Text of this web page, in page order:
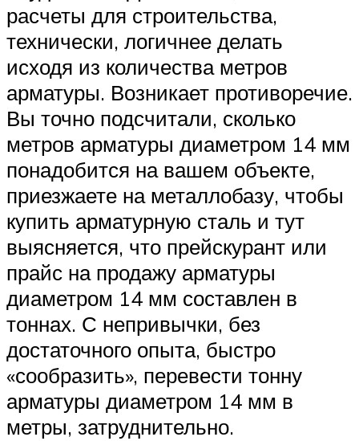
расчеты для строительства,
технически, логичнее делать
исходя из количества метров
арматуры. Возникает противоречие.
Вы точно подсчитали, сколько
метров арматуры диаметром 14 мм
понадобится на вашем объекте,
приезжаете на металлобазу, чтобы
купить арматурную сталь и тут
выясняется, что прейскурант или
прайс на продажу арматуры
диаметром 14 мм составлен в
тоннах. С непривычки, без
достаточного опыта, быстро
«сообразить», перевести тонну
арматуры диаметром 14 мм в
метры, затруднительно.